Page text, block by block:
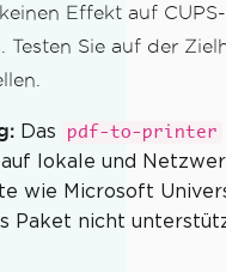
Effekt auf
Testen Sie auf der
Das pdf-to-printer
lokale und
wie Microsoft
Paket nicht